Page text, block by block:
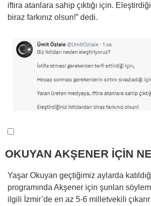
iftira atanlara sahip çıktığı için.
biraz farkınız olsun!” dedi.
OKUYAN AKŞENER İÇİN
Yaşar Okuyan geçtiğimiz aylarda
programında Akşener için şunları
ilgili İzmir’de en az 5-6 milletvekili